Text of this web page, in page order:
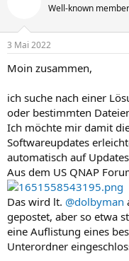
l
e
r
e
t
a
Well-known member
3 Mai 2022
Moin zusammen,
ich suche nach einer
oder bestimmten
Ich möchte mir damit
Softwareupdates
automatisch auf
Aus dem US QNAP
Das wird lt. @dolbyman
gepostet, aber so etwa
eine Auflistung eines
Unterordner